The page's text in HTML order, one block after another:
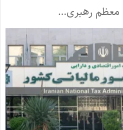
معظم رهبری…